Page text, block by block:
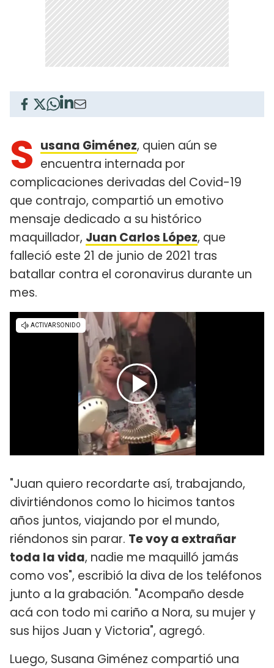
S usana Giménez, quien aún se
encuentra internada por
complicaciones derivadas del Covid-19
que contrajo, compartió un emotivo
mensaje dedicado a su histórico
maquillador, Juan Carlos López, que
falleció este 21 de junio de 2021 tras
batallar contra el coronavirus durante un
mes.
"Juan quiero recordarte así, trabajando,
divirtiéndonos como lo hicimos tantos
años juntos, viajando por el mundo,
riéndonos sin parar. Te voy a extrañar
toda la vida, nadie me maquilló jamás
como vos", escribió la diva de los teléfonos
junto a la grabación. "Acompaño desde
acá con todo mi cariño a Nora, su mujer y
sus hijos Juan y Victoria", agregó.
Luego, Susana Giménez compartió una